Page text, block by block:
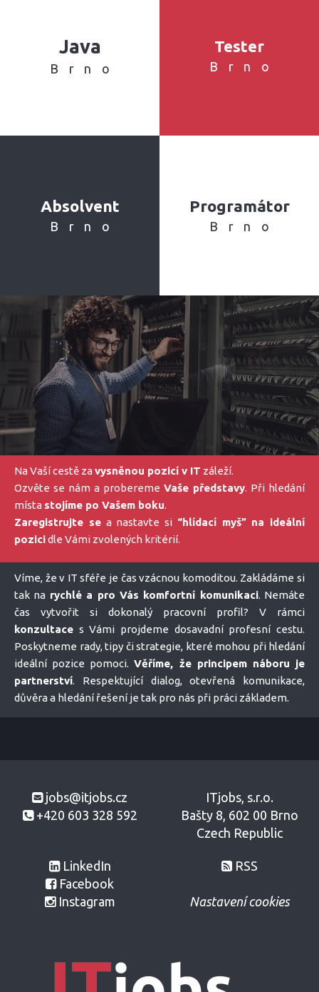
Java
Brno
Tester
Brno
Absolvent
Brno
Programátor
Brno
Na Vaší cestě zavysněnou pozicí v IT záleží.
Ozvěte se nám a probereme Vaše představy. Při hledání
místa stojíme po Vašem boku.
Zaregistrujte sea nastavte si “hlídací myš” na ideální
pozicidle Vámi zvolených kritérií.
Víme, že v IT sféře je čas vzácnou komoditou. Zakládáme si
tak na rychlé a pro Vás komfortní komunikaci. Nemáte
čas vytvořit si dokonalý pracovní profil? V rámci
konzultace s Vámi projdeme dosavadní profesní cestu.
Poskytneme rady, tipy či strategie, které mohou při hledání
ideální pozice pomoci.Věříme, že principem náboru je
partnerství. Respektující dialog, otevřená komunikace,
důvěra a hledání řešení je tak pro nás při práci základem.
jobs@itjobs.cz
+420 603 328 592
LinkedIn
Facebook
Instagram
ITjobs, s.r.o.
Bašty 8, 602 00 Brno
Czech Republic
RSS
Nastavení cookies